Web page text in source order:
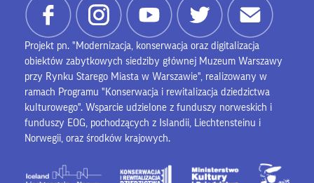
Projekt pn. "Modernizacja, konserwacja oraz digitalizacja
obiektów zabytkowych siedziby głównej Muzeum Warszawy
przy Rynku Starego Miasta w Warszawie", realizowany w
ramach Programu "Konserwacja i rewitalizacja dziedzictwa
kulturowego". Wsparcie udzielone z funduszy norweskich i
funduszy EOG, pochodzących z Islandii, Liechtensteinu i
Norwegii, oraz środków krajowych.